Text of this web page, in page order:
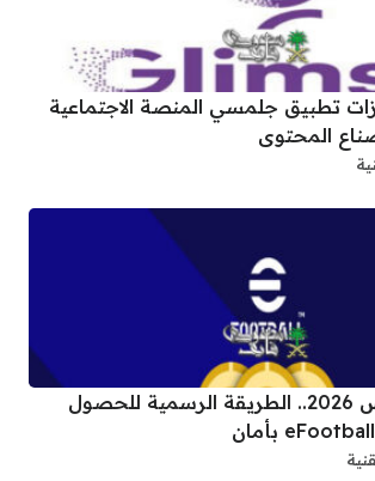
تطبيق جلمسي المنصة الاجتماعية
المحتوى
شحن كوينز بيس 2026.. الطريقة الرسمية للحصول